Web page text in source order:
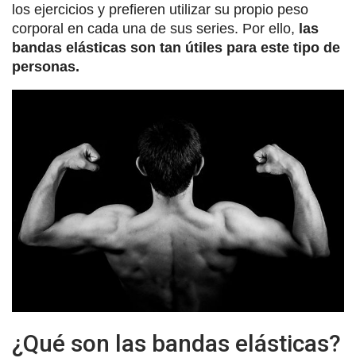
los ejercicios y prefieren utilizar su propio peso
corporal en cada una de sus series. Por ello, las
bandas elásticas son tan útiles para este tipo de
personas.
¿Qué son las bandas elásticas?